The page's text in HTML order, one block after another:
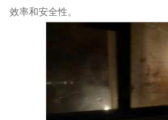
效率和安全性。